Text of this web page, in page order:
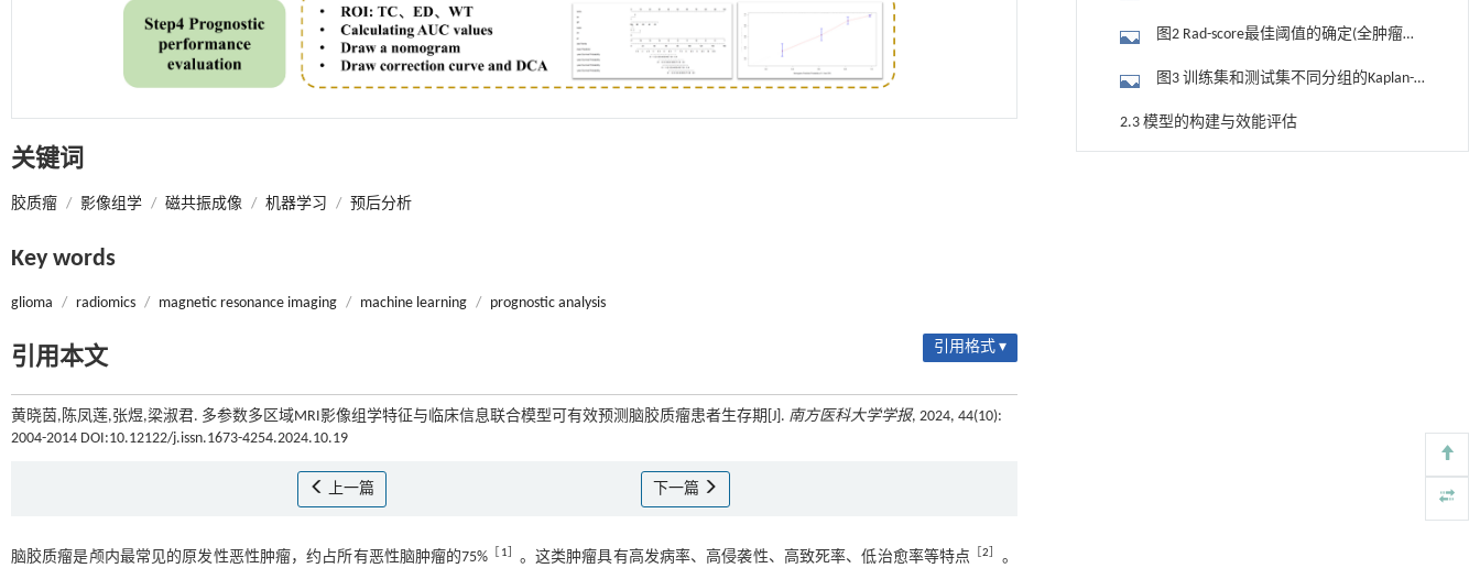
关键词
胶质瘤 / 影像组学 / 磁共振成像 / 机器学习 / 预后分析
Key words
glioma / radiomics / magnetic resonance imaging / machine learning / prognostic analysis
引用本文 引用格式 ▾
黄晓茵,陈凤莲,张煜,梁淑君. 多参数多区域MRI影像组学特征与临床信息联合模型可有效预测脑胶质瘤患者生存期[J]. 南方医科大学学报, 2024, 44(10):
2004-2014 DOI:10.12122/j.issn.1673-4254.2024.10.19
上一篇 下一篇
脑胶质瘤是颅内最常见的原发性恶性肿瘤，约占所有恶性脑肿瘤的75% 1 。这类肿瘤具有高发病率、高侵袭性、高致死率、低治愈率等特点 ［2
。
列及其系数（全肿瘤区域）
图2 Rad-score最佳阈值的确定(全肿瘤区
图3 训练集和测试集不同分组的Kaplan-
Meier分析
2.3 模型的构建与效能评估